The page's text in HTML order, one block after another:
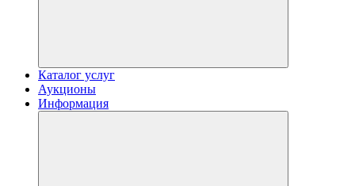
Каталог услуг
Аукционы
Информация